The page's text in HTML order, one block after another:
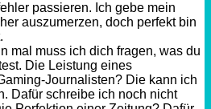
passieren. Ich gebe mein
auszumerzen, doch perfekt bin
mal muss ich dich fragen, was du
Die Leistung eines
Journalisten? Die kann ich
Dafür schreibe ich noch nicht